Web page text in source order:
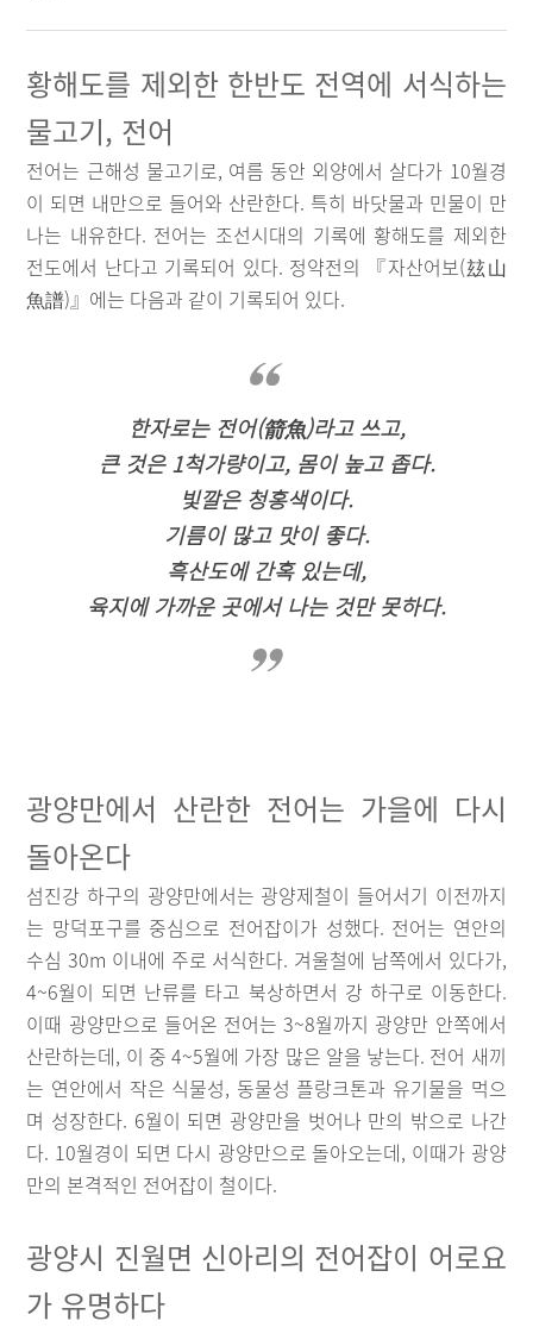
황해도를 제외한 한반도 전역에 서식하는
물고기, 전어
전어는 근해성 물고기로, 여름 동안 외양에서 살다가 10월경
이 되면 내만으로 들어와 산란한다. 특히 바닷물과 민물이 만
나는 내유한다. 전어는 조선시대의 기록에 황해도를 제외한
전도에서 난다고 기록되어 있다. 정약전의 『자산어보(玆山
魚譜)』에는 다음과 같이 기록되어 있다.
한자로는 전어(箭魚)라고 쓰고,
큰 것은 1척가량이고, 몸이 높고 좁다.
빛깔은 청홍색이다.
기름이 많고 맛이 좋다.
흑산도에 간혹 있는데,
육지에 가까운 곳에서 나는 것만 못하다.
광양만에서 산란한 전어는 가을에 다시
돌아온다
섬진강 하구의 광양만에서는 광양제철이 들어서기 이전까지
는 망덕포구를 중심으로 전어잡이가 성했다. 전어는 연안의
수심 30m 이내에 주로 서식한다. 겨울철에 남쪽에서 있다가,
4~6월이 되면 난류를 타고 북상하면서 강 하구로 이동한다.
이때 광양만으로 들어온 전어는 3~8월까지 광양만 안쪽에서
산란하는데, 이 중 4~5월에 가장 많은 알을 낳는다. 전어 새끼
는 연안에서 작은 식물성, 동물성 플랑크톤과 유기물을 먹으
며 성장한다. 6월이 되면 광양만을 벗어나 만의 밖으로 나간
다. 10월경이 되면 다시 광양만으로 돌아오는데, 이때가 광양
만의 본격적인 전어잡이 철이다.
광양시 진월면 신아리의 전어잡이 어로요
가 유명하다